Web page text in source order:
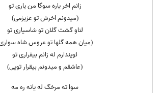
زانم اخر یاره سوگا من یاری تو
(میدونم اخرش تو عزیزمی)
لناو گشت گلان تو شاسیاری تو
(میان همه گلها تو عروس شاه
ئویندارم له زانم بیقراری تو
(عاشقم و میدونم بیقرار تویی)
سوا ته مرخگ له یانه ره مه